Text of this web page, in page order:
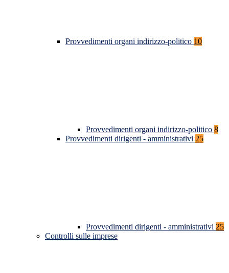
Provvedimenti organi indirizzo-politico 10
Provvedimenti organi indirizzo-politico 8
Provvedimenti dirigenti - amministrativi 25
Provvedimenti dirigenti - amministrativi 25
Controlli sulle imprese